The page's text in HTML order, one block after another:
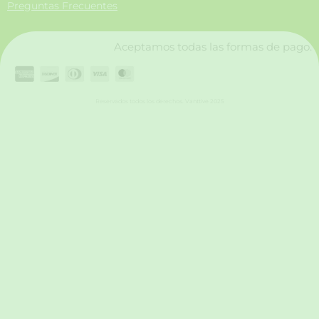
k
a
n
Preguntas Frecuentes
Aceptamos todas las formas de pago.